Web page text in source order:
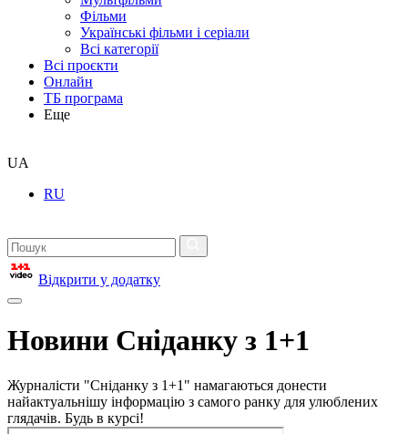
Фільми
Українські фільми і серіали
Всі категорії
Всі проєкти
Онлайн
ТБ програма
Еще
UA
RU
Відкрити у додатку
Новини Сніданку з 1+1
Журналісти "Сніданку з 1+1" намагаються донести
найактуальнішу інформацію з самого ранку для улюблених
глядачів. Будь в курсі!